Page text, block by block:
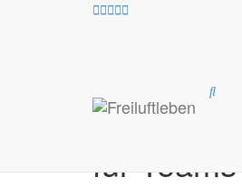
Workshops und Fortbildungen
für